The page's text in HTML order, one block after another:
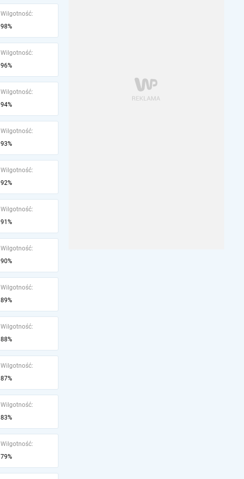
Wilgotność:
98%
Wilgotność:
96%
Wilgotność:
94%
Wilgotność:
93%
Wilgotność:
92%
Wilgotność:
91%
Wilgotność:
90%
Wilgotność:
89%
Wilgotność:
88%
Wilgotność:
87%
Wilgotność:
83%
Wilgotność:
79%